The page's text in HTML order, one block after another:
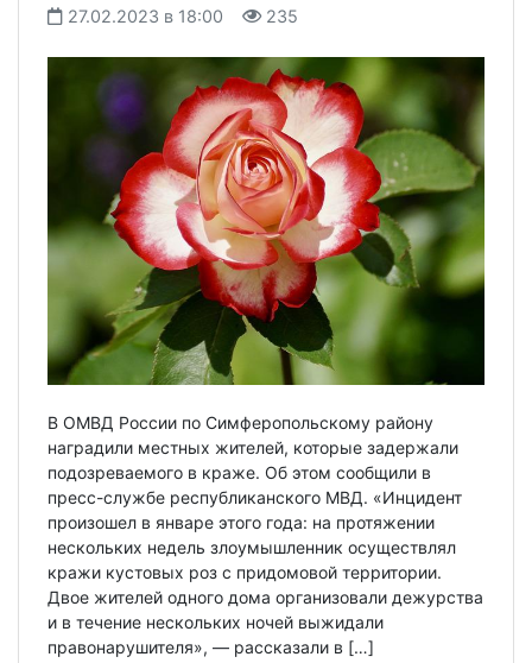
27.02.2023 в 18:00 235
В ОМВД России по Симферопольскому району
наградили местных жителей, которые задержали
подозреваемого в краже. Об этом сообщили в
пресс-службе республиканского МВД. «Инцидент
произошел в январе этого года: на протяжении
нескольких недель злоумышленник осуществлял
кражи кустовых роз с придомовой территории.
Двое жителей одного дома организовали дежурства
и в течение нескольких ночей выжидали
правонарушителя», — рассказали в […]